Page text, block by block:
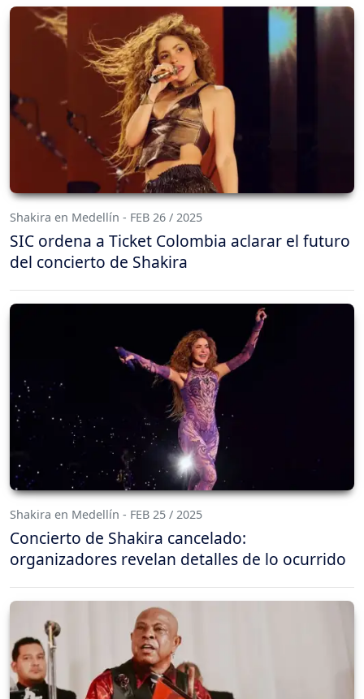
Shakira en Medellín - FEB 26 / 2025
SIC ordena a Ticket Colombia aclarar el futuro
del concierto de Shakira
Shakira en Medellín - FEB 25 / 2025
Concierto de Shakira cancelado:
organizadores revelan detalles de lo ocurrido